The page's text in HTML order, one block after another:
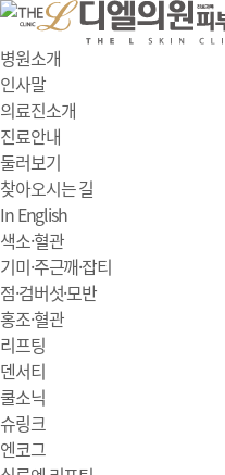
병원소개
인사말
의료진소개
진료안내
둘러보기
찾아오시는 길
In English
색소·혈관
기미·주근깨·잡티
점·검버섯·모반
홍조·혈관
리프팅
덴서티
쿨소닉
슈링크
엔코그